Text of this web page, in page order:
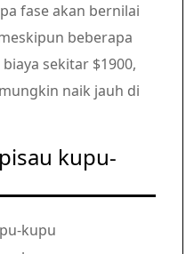
fase akan bernilai
beberapa
sekitar $1900,
naik jauh di
kupu-